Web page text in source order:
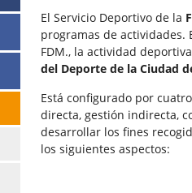
El Servicio Deportivo de la
programas de
FDM., la actividad
del Deporte de la Ciudad
Está configurado por
directa, gestión indirecta,
desarrollar los fines
los siguientes aspectos: